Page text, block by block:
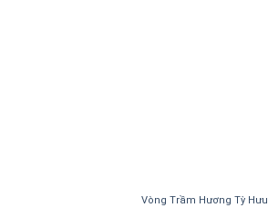
Vòng Trầm Hương Tỳ Hưu